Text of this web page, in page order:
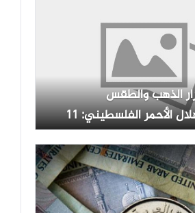
الذهب والطقس
والعملات..والهلال الأحمر الفلسطيني: 11
لقوات الاحتلال بمخيم